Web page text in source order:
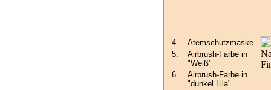
4.
Atemschutzmaske
5.
Airbrush-Farbe in
"Weiß"
6.
Airbrush-Farbe in
"dunkel Lila"